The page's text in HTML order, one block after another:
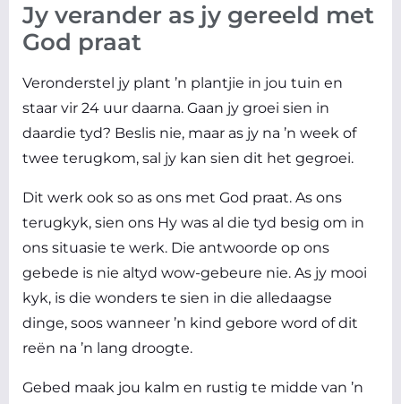
Jy verander as jy gereeld met
God praat
Veronderstel jy plant ’n plantjie in jou tuin en
staar vir 24 uur daarna. Gaan jy groei sien in
daardie tyd? Beslis nie, maar as jy na ’n week of
twee terugkom, sal jy kan sien dit het gegroei.
Dit werk ook so as ons met God praat. As ons
terugkyk, sien ons Hy was al die tyd besig om in
ons situasie te werk. Die antwoorde op ons
gebede is nie altyd wow-gebeure nie. As jy mooi
kyk, is die wonders te sien in die alledaagse
dinge, soos wanneer ’n kind gebore word of dit
reën na ’n lang droogte.
Gebed maak jou kalm en rustig te midde van ’n